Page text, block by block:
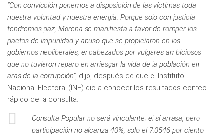
“Con convicción ponemos a disposición de las víctimas toda
nuestra voluntad y nuestra energía. Porque solo con justicia
tendremos paz, Morena se manifiesta a favor de romper los
pactos de impunidad y abuso que se propiciaron en los
gobiernos neoliberales, encabezados por vulgares ambiciosos
que no tuvieron reparo en arriesgar la vida de la población en
aras de la corrupción”, dijo, después de que el Instituto
Nacional Electoral (INE) dio a conocer los resultados conteo
rápido de la consulta.
Consulta Popular no será vinculante; el sí arrasa, pero
participación no alcanza 40%, solo el 7.0546 por ciento